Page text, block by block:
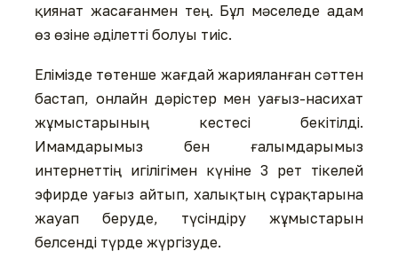
қиянат жасағанмен тең. Бұл мәсе­леде адам
өз өзіне әділетті болуы тиіс.
Елімізде төтенше жағдай жария­ланған сәттен
бастап, онлайн дәрістер мен уағыз-наси­хат
жұмыстарының кестесі бекітілді.
Имамдарымыз бен ға­лым­дарымыз
интернеттің игі­лі­­гімен күніне 3 рет тікелей
эфирде уағыз айтып, халықтың сұрақтарына
жауап беруде, түсіндіру жұмыстарын
белсенді түрде жүргізуде.